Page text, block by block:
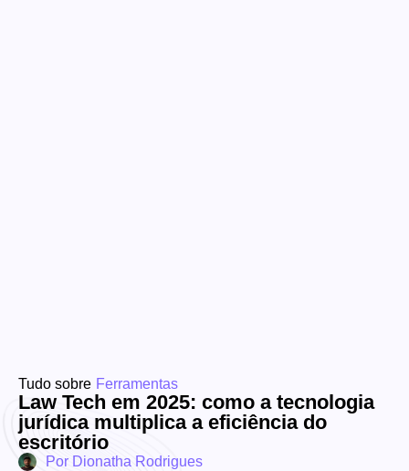
Tudo sobre Ferramentas
Law Tech em 2025: como a tecnologia
jurídica multiplica a eficiência do
escritório
Por Dionatha Rodrigues